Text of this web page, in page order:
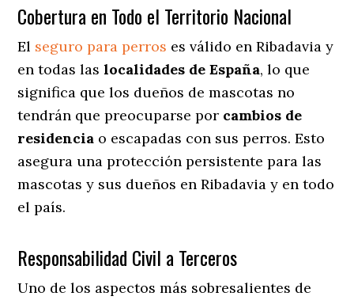
Cobertura en Todo el Territorio Nacional
El seguro para perros es válido en Ribadavia y
en todas laslocalidades de España, lo que
significa que los dueños de mascotas no
tendrán que preocuparse por cambios de
residencia o escapadas con sus perros. Esto
asegura una protección persistente para las
mascotas y sus dueños en Ribadavia y en todo
el país.
Responsabilidad Civil a Terceros
Uno de los aspectos más sobresalientes de